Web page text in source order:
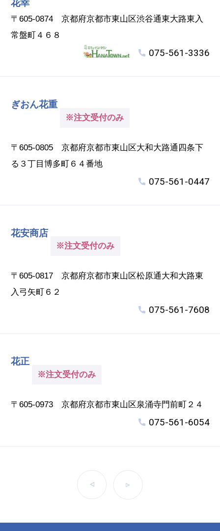
花幸
〒605-0874 京都府京都市東山区渋谷通東大路東入
常盤町４６８
075-561-3336
ぎおん花重
※注文受付のみ
〒605-0805 京都府京都市東山区大和大路通四条下
る３丁目博多町６４番地
075-561-0447
花安商店
※注文受付のみ
〒605-0817 京都府京都市東山区松原通大和大路東
入弓矢町６２
075-561-7608
花正
※注文受付のみ
〒605-0973 京都府京都市東山区泉涌寺門前町２４
075-561-6054
前へ 次へ